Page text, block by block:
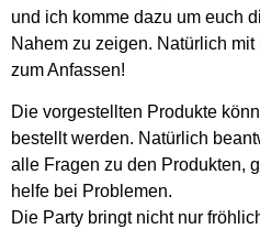
und ich komme dazu um euch
Nahem zu zeigen. Natürlich
zum Anfassen!
Die vorgestellten Produkte
bestellt werden. Natürlich
alle Fragen zu den Produkten,
helfe bei Problemen.
Die Party bringt nicht nur